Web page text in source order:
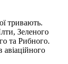
тривають.
Зеленого
та Рибного.
авіаційного